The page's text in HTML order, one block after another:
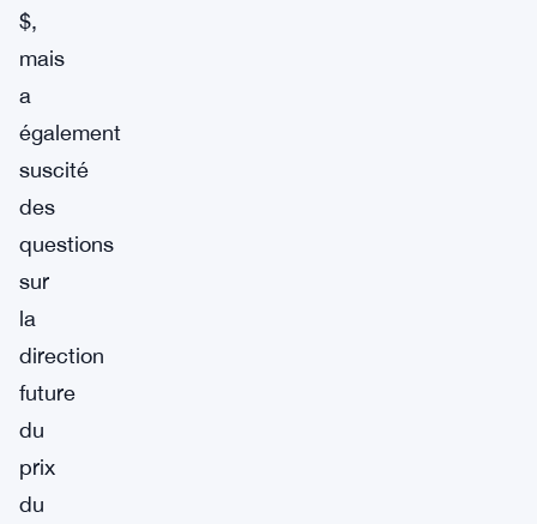
$,
mais
a
également
suscité
des
questions
sur
la
direction
future
du
prix
du